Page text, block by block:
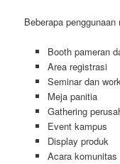
Beberapa
Booth pameran
Area registrasi
Seminar dan
Meja panitia
Gathering
Event kampus
Display produk
Acara komunitas